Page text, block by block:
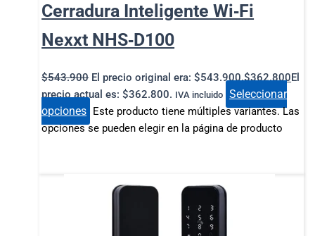
Cerradura Inteligente Wi‑Fi
Nexxt NHS‑D100
$543.900 El precio original era: $543.900.$362.800El
precio actual es: $362.800. IVA incluido
Seleccionar
opciones Este producto tiene múltiples variantes. Las
opciones se pueden elegir en la página de producto